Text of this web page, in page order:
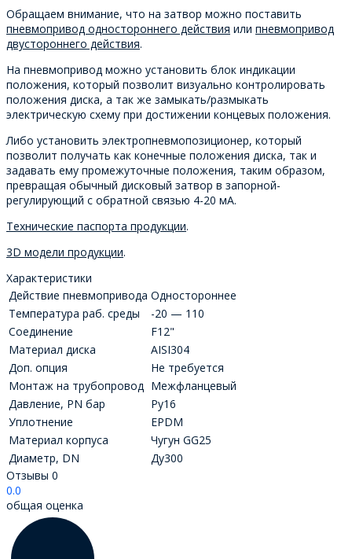
Обращаем внимание, что на затвор можно поставить
пневмопривод одностороннего действия или пневмопривод
двустороннего действия.
На пневмопривод можно установить блок индикации
положения, который позволит визуально контролировать
положения диска, а так же замыкать/размыкать
электрическую схему при достижении концевых положения.
Либо установить электропневмопозиционер, который
позволит получать как конечные положения диска, так и
задавать ему промежуточные положения, таким образом,
превращая обычный дисковый затвор в запорной-
регулирующий с обратной связью 4-20 мА.
Технические паспорта продукции.
3D модели продукции.
Характеристики
Действие пневмопривода Одностороннее
Температура раб. среды
-20 — 110
Соединение
F12"
Материал диска
AISI304
Доп. опция
Не требуется
Монтаж на трубопровод Межфланцевый
Давление, PN бар
Ру16
Уплотнение
EPDM
Материал корпуса
Чугун GG25
Диаметр, DN
Ду300
Отзывы 0
0.0
общая оценка